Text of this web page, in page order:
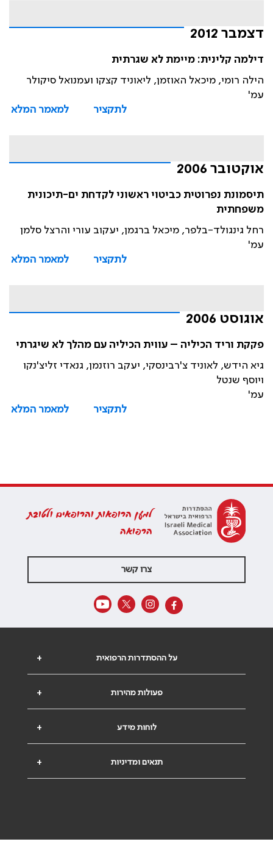
דצמבר 2012
דילמה קלינית: מיימת לא שגרתית
הילה רומי, מיכאל האוזמן, ליאוניד קצקו ועמנואל סיקולר
עמ'
לתקציר
למאמר המלא
אוקטובר 2006
תיסמונת נפרוטית כביטוי ראשוני לקדחת ים-תיכונית
משפחתית
רחל גינגולד-בלפר, מיכאל ברגמן, יעקוב עורי והרצל סלמן
עמ'
לתקציר
למאמר המלא
אוגוסט 2006
פקקת וריד הכיליה – עווית הכיליה עם מהלך לא שיגרתי
גיא הידש, לאוניד צ'רבינסקי, יעקב רוזנמן, גנאדי זליצ'נקו
ויוסף שנטל
עמ'
לתקציר
למאמר המלא
למען הרופאות והרופאים ולטובת
הרפואה
צרו קשר
+ על ההסתדרות הרפואית
+ פעולות מהירות
+ לוחות מידע
+ תנאים ומדיניות